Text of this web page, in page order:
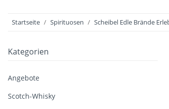
Startseite Spirituosen Scheibel Edle Brände
Kategorien
Angebote
Scotch-Whisky